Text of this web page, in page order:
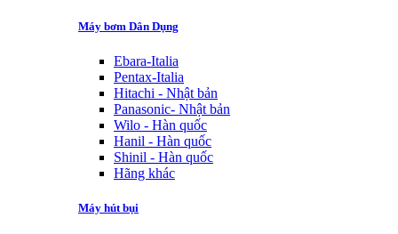
Máy bơm Dân Dụng
Ebara-Italia
Pentax-Italia
Hitachi - Nhật bản
Panasonic- Nhật bản
Wilo - Hàn quốc
Hanil - Hàn quốc
Shinil - Hàn quốc
Hãng khác
Máy hút bụi